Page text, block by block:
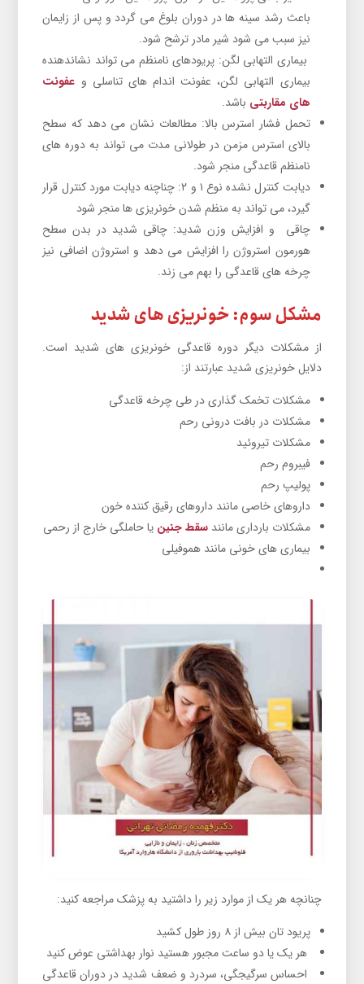
باعث رشد سینه ها در دوران بلوغ می گردد و پس از زایمان
نیز سبب می شود شیر مادر ترشح شود.
بیماری التهابی لگن: پریودهای نامنظم می تواند نشاندهنده
بیماری التهابی لگن، عفونت اندام های تناسلی و عفونت
های مقاربتی باشد.
تحمل فشار استرس بالا: مطالعات نشان می دهد که سطح
بالای استرس مزمن در طولانی مدت می تواند به دوره های
نامنظم قاعدگی منجر شود.
دیابت کنترل نشده نوع ۱ و ۲: چناچنه دیابت مورد کنترل قرار
گیرد، می تواند به منظم شدن خونریزی ها منجر شود
چاقی و افزایش وزن شدید: چاقی شدید در بدن سطح
هورمون استروژن را افزایش می دهد و استروژن اضافی نیز
چرخه های قاعدگی را بهم می زند.
مشکل سوم: خونریزی های شدید
از مشکلات دیگر دوره قاعدگی خونریزی های شدید است.
دلایل خونریزی شدید عبارتند از:
مشکلات تخمک گذاری در طی چرخه قاعدگی
مشکلات در بافت درونی رحم
مشکلات تیروئید
فیبروم رحم
پولیپ رحم
داروهای خاصی مانند داروهای رقیق کننده خون
مشکلات بارداری مانند سقط جنین یا حاملگی خارج از رحمی
بیماری های خونی مانند هموفیلی
چنانچه هر یک از موارد زیر را داشتید به پزشک مراجعه کنید:
پریود تان بیش از ۸ روز طول کشید
هر یک یا دو ساعت مجبور هستید نوار بهداشتی عوض کنید
احساس سرگیجگی، سردرد و ضعف شدید در دوران قاعدگی